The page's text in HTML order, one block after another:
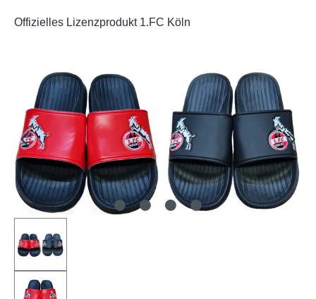
Offizielles Lizenzprodukt 1.FC Köln